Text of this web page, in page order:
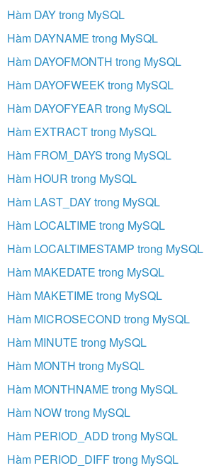
Hàm DAY trong MySQL
Hàm DAYNAME trong MySQL
Hàm DAYOFMONTH trong MySQL
Hàm DAYOFWEEK trong MySQL
Hàm DAYOFYEAR trong MySQL
Hàm EXTRACT trong MySQL
Hàm FROM_DAYS trong MySQL
Hàm HOUR trong MySQL
Hàm LAST_DAY trong MySQL
Hàm LOCALTIME trong MySQL
Hàm LOCALTIMESTAMP trong MySQL
Hàm MAKEDATE trong MySQL
Hàm MAKETIME trong MySQL
Hàm MICROSECOND trong MySQL
Hàm MINUTE trong MySQL
Hàm MONTH trong MySQL
Hàm MONTHNAME trong MySQL
Hàm NOW trong MySQL
Hàm PERIOD_ADD trong MySQL
Hàm PERIOD_DIFF trong MySQL